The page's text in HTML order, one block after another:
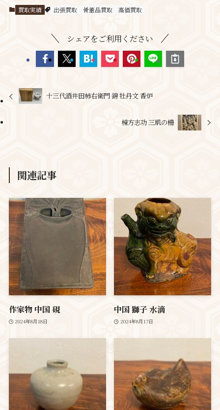
買取実績 出張買取 骨董品買取 高価買取
シェアをご利用ください
十三代酒井田柿右衛門 錦 牡丹文 香炉
棟方志功 三肌の柵
関連記事
作家物 中国 硯
2024年8月18日
中国 獅子 水滴
2024年8月17日